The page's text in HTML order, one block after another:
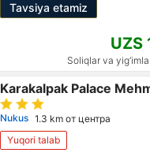
Tavsiya etamiz
UZS
Soliqlar va
Karakalpak Palace
Nukus 1.3 km от центра
Yuqori talab